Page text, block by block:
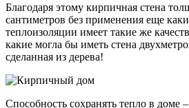
Благодаря этому кирпичная стена
сантиметров без применения еще
теплоизоляции имеет такие же
какие могла бы иметь стена
сделанная из дерева!
Способность сохранять тепло в доме